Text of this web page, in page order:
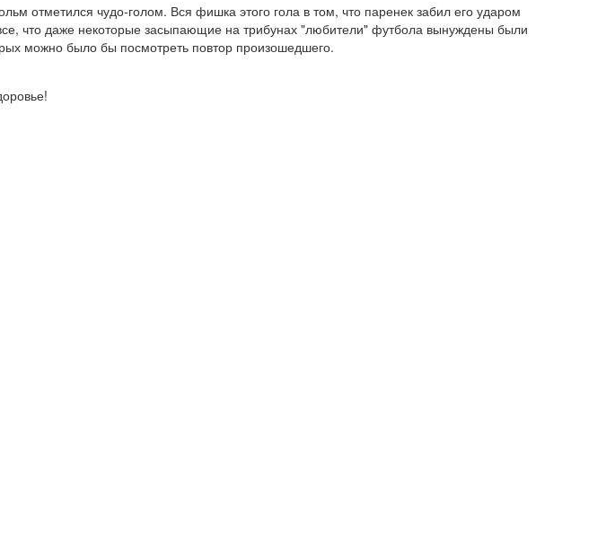
отметился чудо-голом. Вся фишка этого гола в том, что паренек забил его ударом
что даже некоторые засыпающие на трибунах "любители" футбола вынуждены были
можно было бы посмотреть повтор произошедшего.